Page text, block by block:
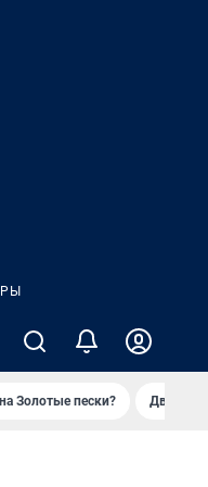
Золотые пески? Двое